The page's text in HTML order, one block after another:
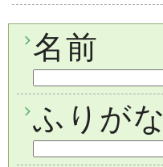
名前
ふりがな